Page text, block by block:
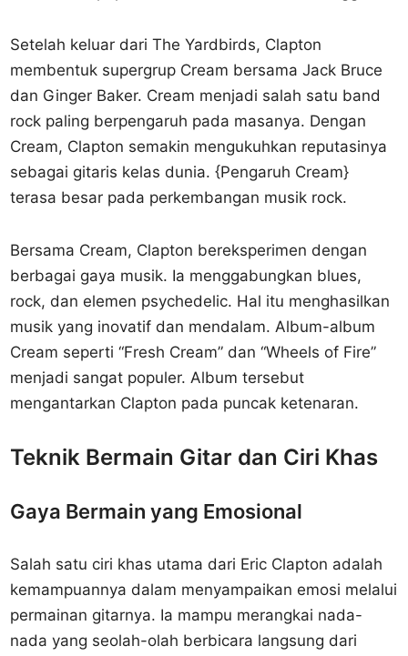
Setelah keluar dari The Yardbirds, Clapton
membentuk supergrup Cream bersama Jack Bruce
dan Ginger Baker. Cream menjadi salah satu band
rock paling berpengaruh pada masanya. Dengan
Cream, Clapton semakin mengukuhkan reputasinya
sebagai gitaris kelas dunia. {Pengaruh Cream}
terasa besar pada perkembangan musik rock.
Bersama Cream, Clapton bereksperimen dengan
berbagai gaya musik. Ia menggabungkan blues,
rock, dan elemen psychedelic. Hal itu menghasilkan
musik yang inovatif dan mendalam. Album-album
Cream seperti “Fresh Cream” dan “Wheels of Fire”
menjadi sangat populer. Album tersebut
mengantarkan Clapton pada puncak ketenaran.
Teknik Bermain Gitar dan Ciri Khas
Gaya Bermain yang Emosional
Salah satu ciri khas utama dari Eric Clapton adalah
kemampuannya dalam menyampaikan emosi melalui
permainan gitarnya. Ia mampu merangkai nada-
nada yang seolah-olah berbicara langsung dari